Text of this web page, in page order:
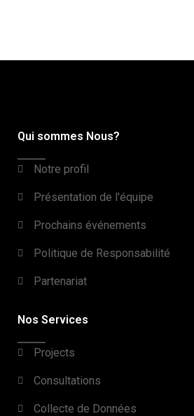
Qui sommes Nous?
Notre profil
Présentation de l'équipe
Prochains événements
Politique de Responsabilité
Partenariat
Nos Services
Projects
Consultations
Collecte de Données